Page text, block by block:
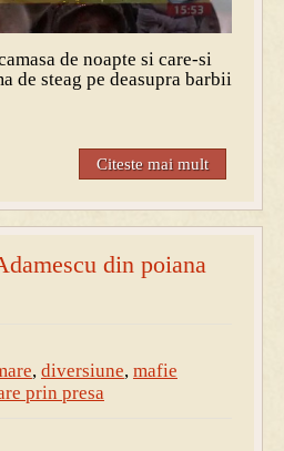
de noapte si care-si
de steag pe deasupra barbii
Citeste mai mult
din poiana
, diversiune, mafie
prin presa